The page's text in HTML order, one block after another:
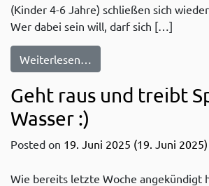
(Kinder 4-6 Jahre) schließen sich
Wer dabei sein will, darf sich […]
Weiterlesen…
Geht raus und treibt
Wasser :)
Posted on 19. Juni 2025 (19. Juni 2025)
Wie bereits letzte Woche angekündigt